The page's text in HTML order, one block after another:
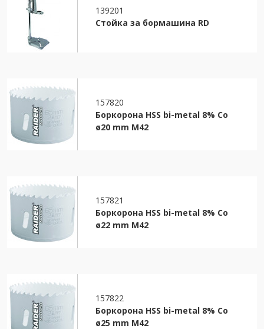
139201
Стойка за бормашина RD
157820
Боркорона HSS bi-metal 8% Co
ø20 mm M42
157821
Боркорона HSS bi-metal 8% Co
ø22 mm M42
157822
Боркорона HSS bi-metal 8% Co
ø25 mm M42